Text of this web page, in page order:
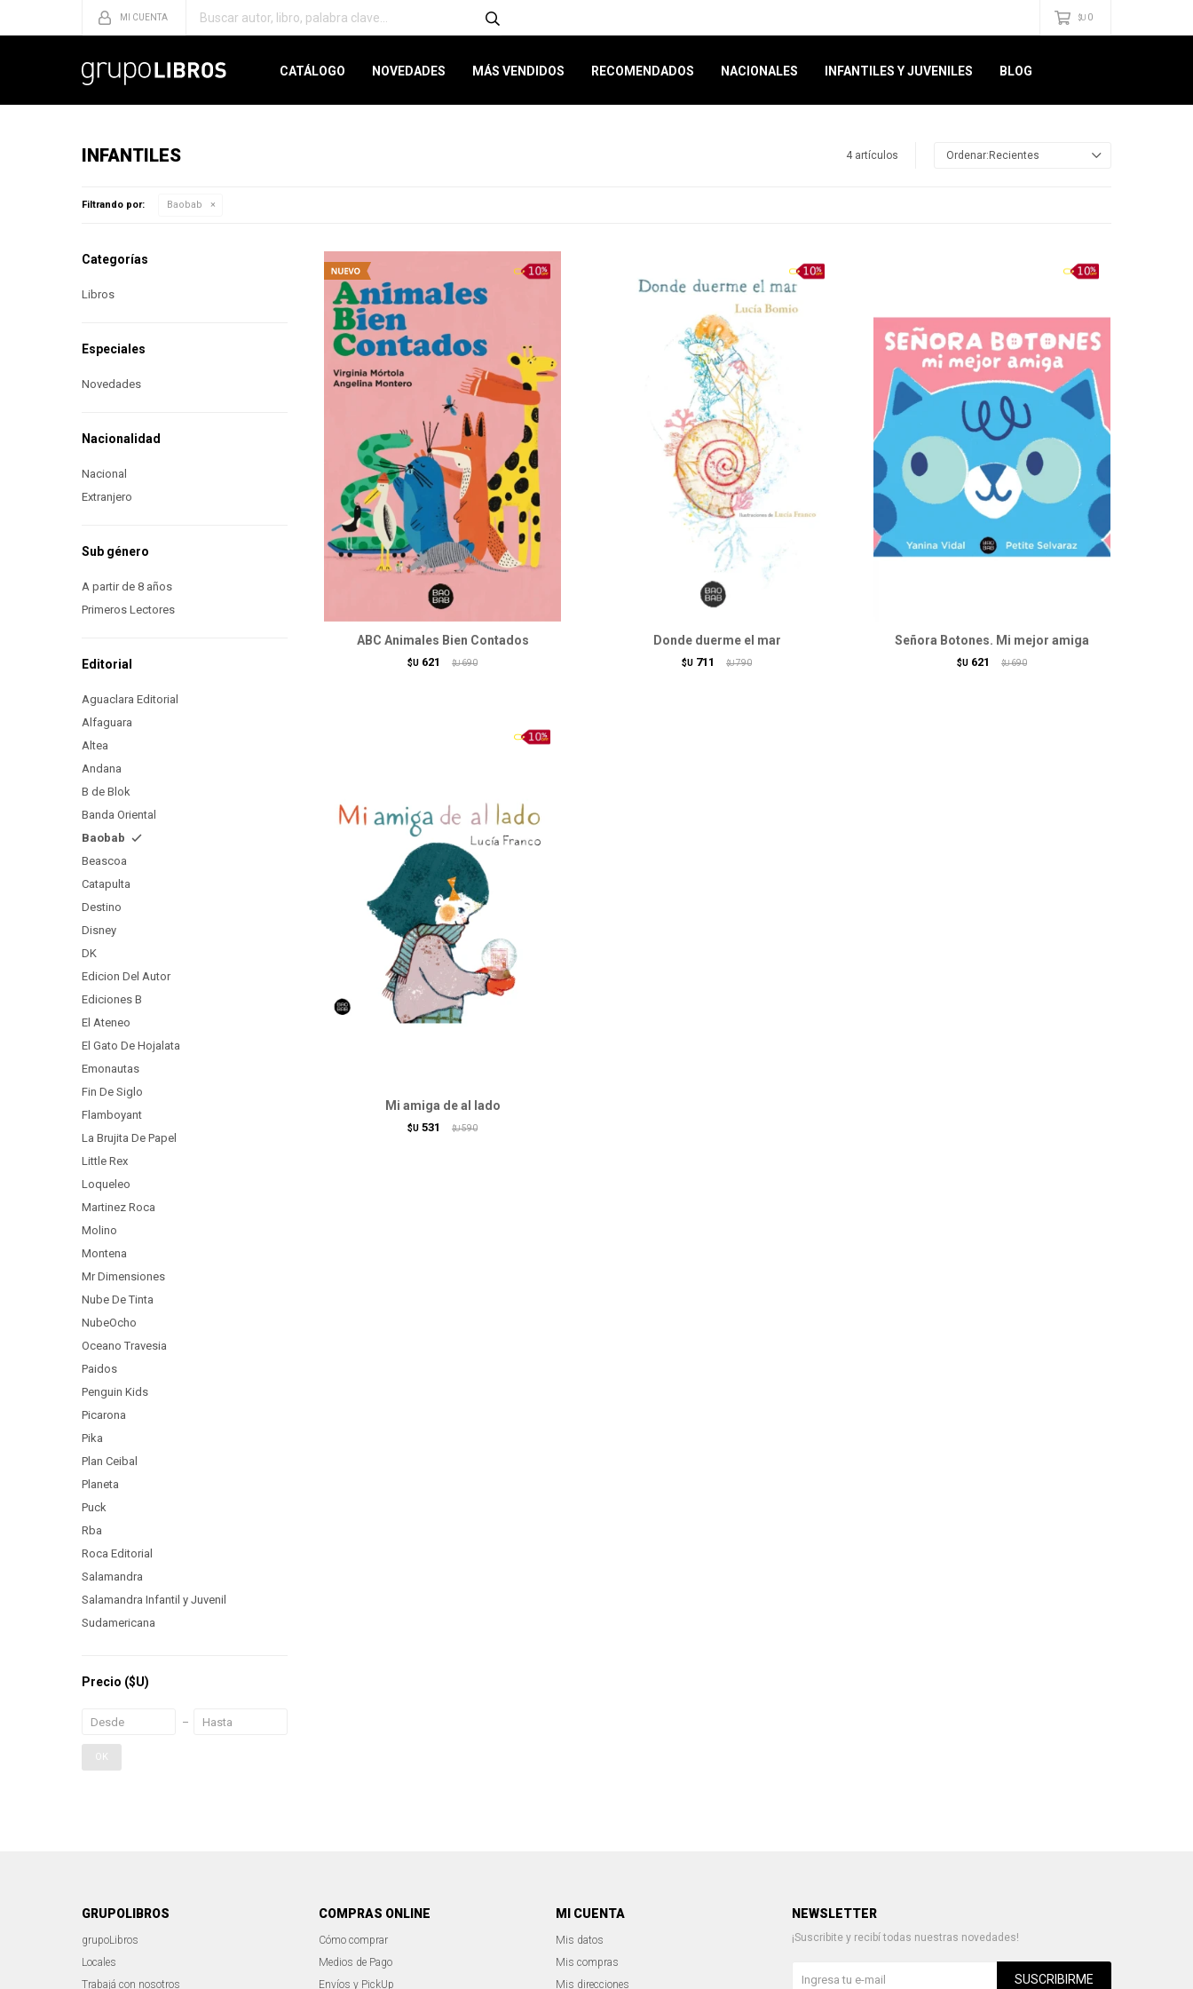
CATÁLOGO NOVEDADES MÁS VENDIDOS RECOMENDADOS NACIONALES INFANTILES Y JUVENILES BLOG
$U 0
INFANTILES 4 artículos Recientes
Filtrando por: Baobab
ABC Animales Bien Contados
$U 621 $U 690
Donde duerme el mar
$U 711 $U 790
Señora Botones. Mi mejor amiga
$U 621 $U 690
Mi amiga de al lado
$U 531 $U 590
Categorías
Libros
Especiales
Novedades
Nacionalidad
Nacional
Extranjero
Sub género
A partir de 8 años
Primeros Lectores
Editorial
Aguaclara Editorial
Alfaguara
Altea
Andana
B de Blok
Banda Oriental
Baobab
Beascoa
Catapulta
Destino
Disney
DK
Edicion Del Autor
Ediciones B
El Ateneo
El Gato De Hojalata
Emonautas
Fin De Siglo
Flamboyant
La Brujita De Papel
Little Rex
Loqueleo
Martinez Roca
Molino
Montena
Mr Dimensiones
Nube De Tinta
NubeOcho
Oceano Travesia
Paidos
Penguin Kids
Picarona
Pika
Plan Ceibal
Planeta
Puck
Rba
Roca Editorial
Salamandra
Salamandra Infantil y Juvenil
Sudamericana
Precio ($U)
OK
GRUPOLIBROS
grupoLibros
Locales
Trabajá con nosotros
COMPRAS ONLINE
Cómo comprar
Medios de Pago
Envíos y PickUp
MI CUENTA
Mis datos
Mis compras
Mis direcciones
NEWSLETTER
¡Suscribite y recibí todas nuestras novedades!
SUSCRIBIRME